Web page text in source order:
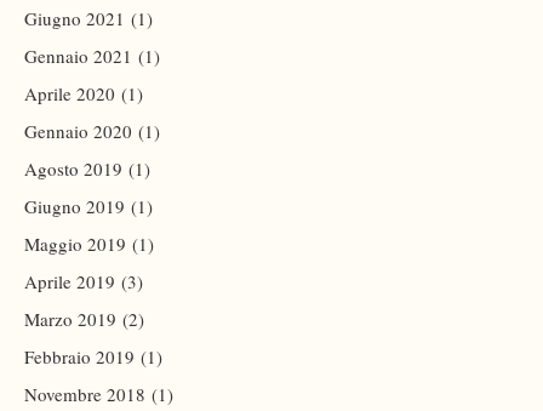
Giugno 2021 (1)
Gennaio 2021 (1)
Aprile 2020 (1)
Gennaio 2020 (1)
Agosto 2019 (1)
Giugno 2019 (1)
Maggio 2019 (1)
Aprile 2019 (3)
Marzo 2019 (2)
Febbraio 2019 (1)
Novembre 2018 (1)